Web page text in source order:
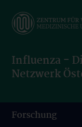
main
Influenza -
Netzwerk
Forschung